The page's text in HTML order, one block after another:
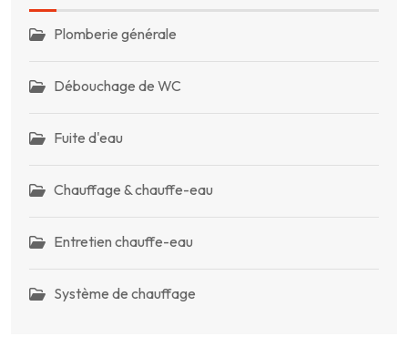
Plomberie générale
Débouchage de WC
Fuite d'eau
Chauffage & chauffe-eau
Entretien chauffe-eau
Système de chauffage